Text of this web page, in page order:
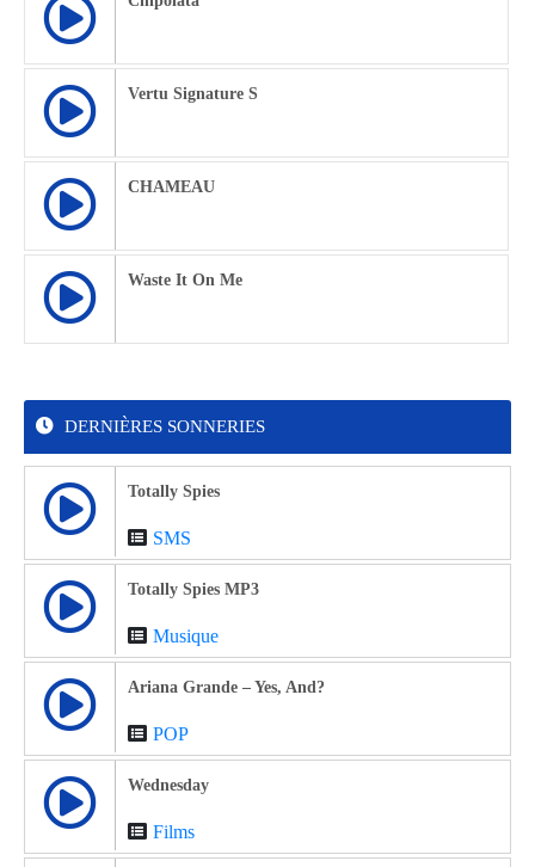
Vertu Signature S
CHAMEAU
Waste It On Me
DERNIÈRES SONNERIES
Totally Spies
SMS
Totally Spies MP3
Musique
Ariana Grande – Yes, And?
POP
Wednesday
Films